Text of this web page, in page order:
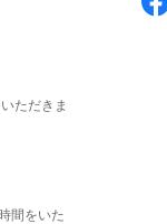
ただきま
間をいた